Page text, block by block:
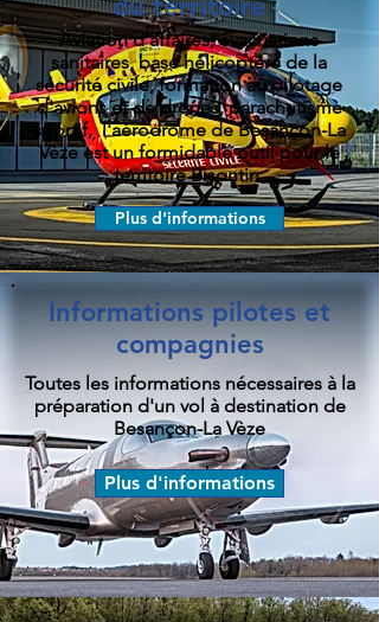
du territoire
Aviation d'affaires, évacuations
sanitaires, base hélicoptère de la
sécurité civile, formation au pilotage
d'avions et de drones, parachutisme
sportif, l'aérodrome de Besançon-La
Vèze est un formidable outil pour le
territoire Bisontin.
Plus d'informations
Informations pilotes et
compagnies
Toutes les informations nécessaires à la
préparation d'un vol à destination de
Besançon-La Vèze
Plus d'informations